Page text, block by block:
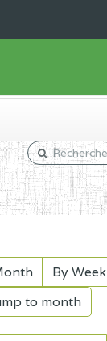
By Week
to month